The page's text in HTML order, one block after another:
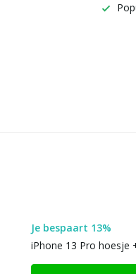
Je bespaart 13%
iPhone 13 Pro hoesje